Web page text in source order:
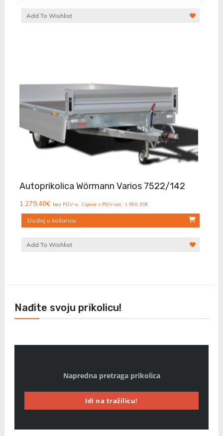
Add To Wishlist
Autoprikolica Wörmann Varios 7522/142
1.279,48€ bez PDV-a. Cijena s PDV-om: 1.599,35€
Dodaj u košaricu
Add To Wishlist
Nađite svoju prikolicu!
Napredna pretraga prikolica
Idi na tražilicu!